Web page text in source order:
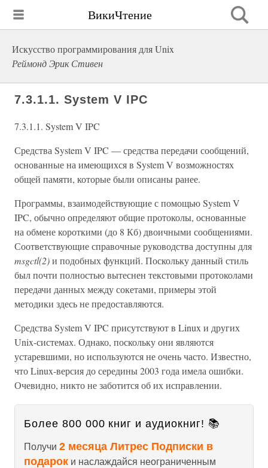
ВикиЧтение
Искусство программирования для Unix
Реймонд Эрик Стивен
7.3.1.1. System V IPC
7.3.1.1. System V IPC
Средства System V IPC — средства передачи сообщений,
основанные на имеющихся в System V возможностях
общей памяти, которые были описаны ранее.
Программы, взаимодействующие с помощью System V
IPC, обычно определяют общие протоколы, основанные
на обмене короткими (до 8 Кб) двоичными сообщениями.
Соответствующие справочные руководства доступны для
msgctl(2)и подобных функций. Поскольку данный стиль
был почти полностью вытеснен текстовыми протоколами
передачи данных между сокетами, примеры этой
методики здесь не предоставляются.
Средства System V IPC присутствуют в Linux и других
Unix-системах. Однако, поскольку они являются
устаревшими, но используются не очень часто. Известно,
что Linux-версия до середины 2003 года имела ошибки.
Очевидно, никто не заботится об их исправлении.
Более 800 000 книг и аудиокниг! 📚
Получи 2 месяца Литрес Подписки в
подарок и наслаждайся неограниченным